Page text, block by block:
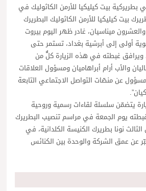
بطريركية بيت كيليكيا للأرمن الكاثوليك في
بيت كيليكيا للأرمن الكاثوليك البطريرك
ميناسيان، غادر ظهر اليوم بيروت
أولى إلى أبرشية بغداد، تستمر حتى
ويرافق غبطته في هذه الزيارة كلٌّ من
والأب أرام أبراهاميان ومسؤول العلاقات
عن منصّات التواصل الاجتماعي التابعة
يتضمّن سلسلة لقاءات رسمية وروحية
يوم الجمعة في مراسم تنصيب البطريرك
نونا بطريرك الكنيسة الكلدانية، في
عن عمق الشركة والوحدة بين الكنائس